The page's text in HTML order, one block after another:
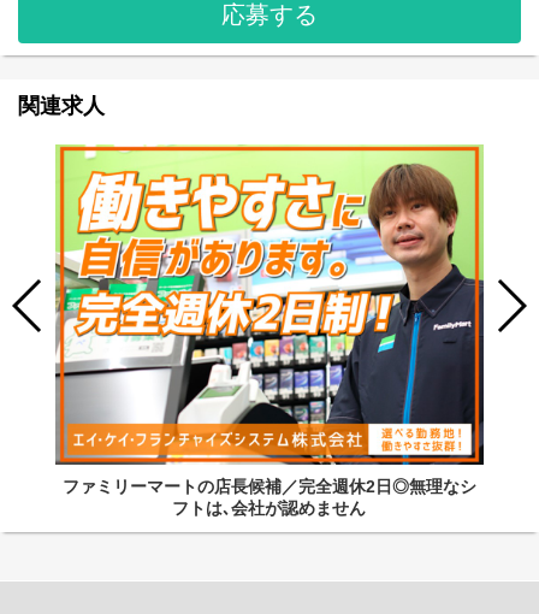
応募する
関連求人
ファミリーマートの店長候補／完全週休2日◎無理なシ
フトは､会社が認めません